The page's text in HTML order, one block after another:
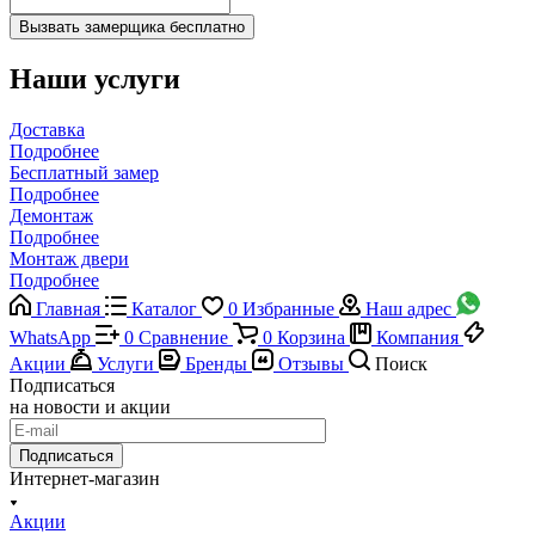
Наши услуги
Доставка
Подробнее
Бесплатный замер
Подробнее
Демонтаж
Подробнее
Монтаж двери
Подробнее
Главная
Каталог 0 Избранные
Наш адрес
WhatsApp
0 Сравнение 0 Корзина
Компания
Акции
Услуги Бренды Отзывы
Поиск
Подписаться
на новости и акции
Подписаться
Интернет-магазин
Акции